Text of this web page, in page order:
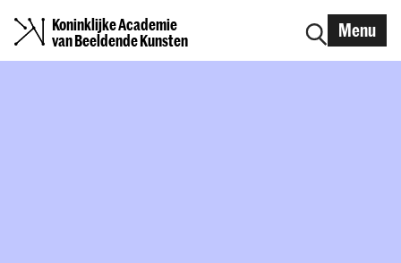
Koninklijke Academie
van Beeldende Kunsten
Menu